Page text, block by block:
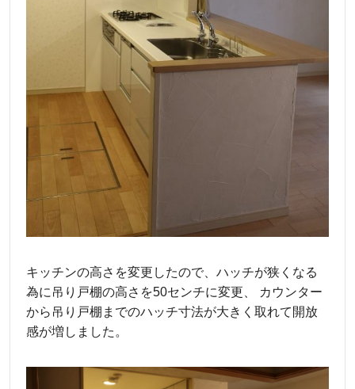
キッチンの高さを変更したので、ハッチが狭くなる
為に吊り戸棚の高さを50センチに変更、 カウンター
から吊り戸棚までのハッチ寸法が大きく取れて開放
感が増しました。